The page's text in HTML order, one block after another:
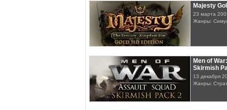
Majesty
23 марта
Жанры:
Men of
Skirmish
13 декабря
Жанры: